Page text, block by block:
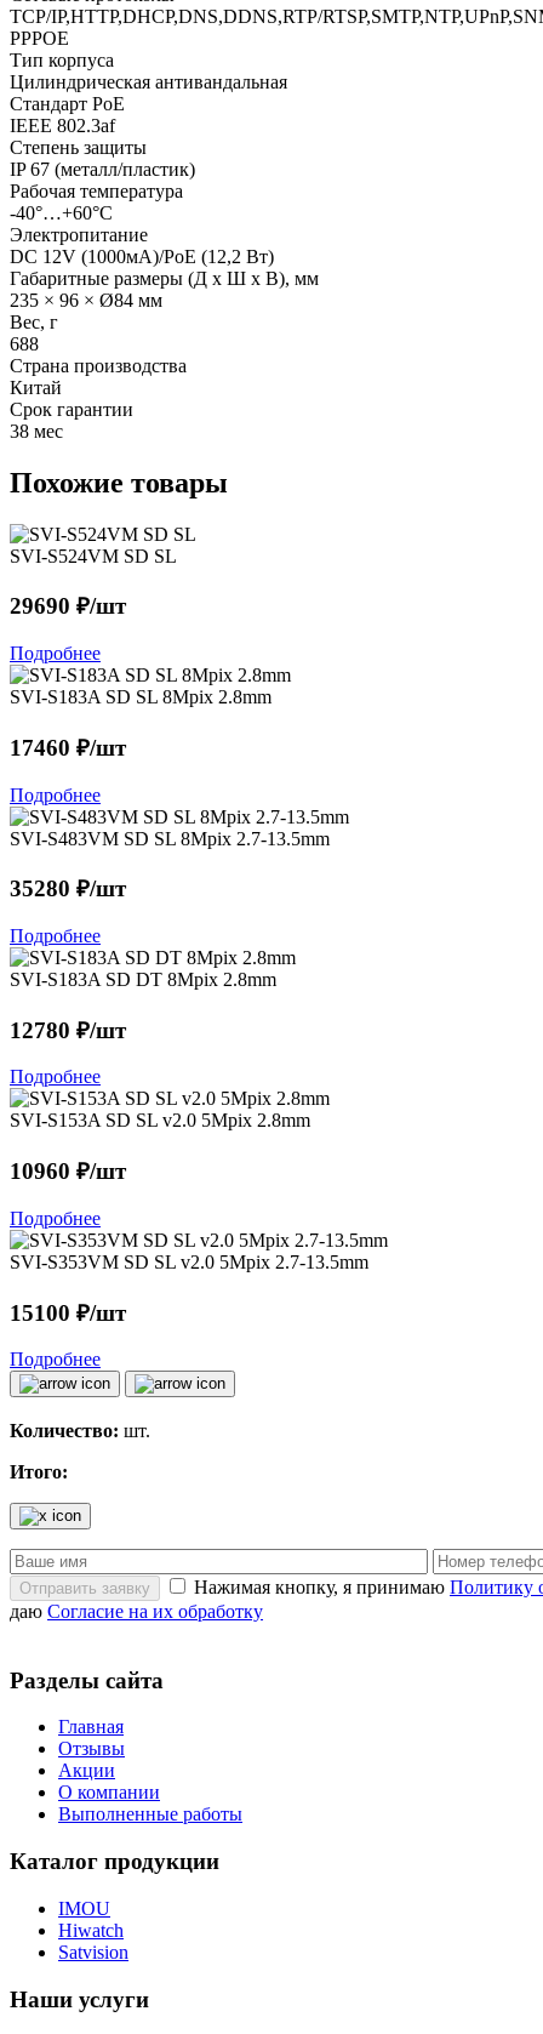
TCP/IP,HTTP,DHCP,DNS,DDNS,RTP/
PPPOE
Тип корпуса
Цилиндрическая антивандальная
Стандарт PoE
IEEE 802.3af
Степень защиты
IP 67 (металл/пластик)
Рабочая температура
-40°…+60°C
Электропитание
DC 12V (1000мА)/PoE (12,2 Вт)
Габаритные размеры (Д x Ш x В), мм
235 × 96 × Ø84 мм
Вес, г
688
Страна производства
Китай
Срок гарантии
38 мес
Похожие товары
SVI-S524VM SD SL
29690 ₽/шт
Подробнее
SVI-S183A SD SL 8Mpix 2.8mm
17460 ₽/шт
Подробнее
SVI-S483VM SD SL 8Mpix 2.7-13.5mm
35280 ₽/шт
Подробнее
SVI-S183A SD DT 8Mpix 2.8mm
12780 ₽/шт
Подробнее
SVI-S153A SD SL v2.0 5Mpix 2.8mm
10960 ₽/шт
Подробнее
SVI-S353VM SD SL v2.0 5Mpix 2.7-13.5mm
15100 ₽/шт
Подробнее
Количество: шт.
Итого:
Отправить заявку Нажимая кнопку, я принимаю Политику
даю Согласие на их обработку
Разделы сайта
Главная
Отзывы
Акции
О компании
Выполненные работы
Каталог продукции
IMOU
Hiwatch
Satvision
Наши услуги